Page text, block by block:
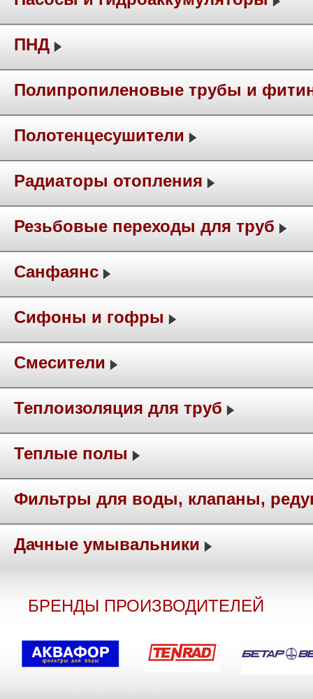
ПНД
Полипропиленовые трубы и
Полотенцесушители
Радиаторы отопления
Резьбовые переходы для труб
Санфаянс
Сифоны и гофры
Смесители
Теплоизоляция для труб
Теплые полы
Фильтры для воды, клапаны,
Дачные умывальники
БРЕНДЫ ПРОИЗВОДИТЕЛЕЙ